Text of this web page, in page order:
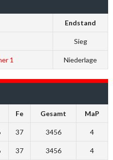
Endstand
Sieg
1 Niederlage
Fe Gesamt MaP
37 3456 4
37 3456 4